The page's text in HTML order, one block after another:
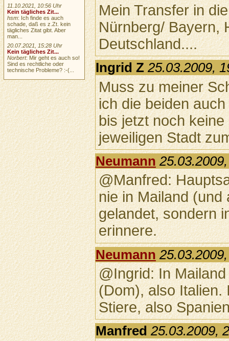
Mein Transfer in
Nürnberg/ Bayern,
Deutschland....
Ingrid Z 25.03.2009,
Muss zu meiner
ich die beiden
bis jetzt noch
jeweiligen Stadt
Neumann
@Manfred:
nie in Mailand (und
gelandet, sondern
erinnere.
Neumann
@Ingrid: In
(Dom), also Italien.
Stiere, also
Manfred 25.03.2009,
11.10.2021, 10:56 Uhr
Kein tägliches Zit...
hsm: Ich finde es auch
schade, daß es z.Zt. kein
tägliches Zitat gibt. Aber
man...
20.07.2021, 15:28 Uhr
Kein tägliches Zit...
Norbert: Mir geht es auch so!
Sind es rechtliche oder
technische Probleme? :-(...